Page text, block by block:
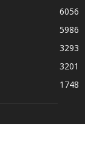
6056
5986
3293
3201
1748